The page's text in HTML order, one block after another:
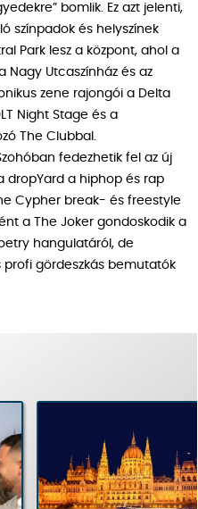
bomlik. Ez azt jelenti,
színpadok és helyszínek
Park lesz a központ, ahol a
Nagy Utcaszínház és az
zene rajongói a Delta
Night Stage és a
The Clubbal.
fedezhetik fel az új
dropYard a hiphop és rap
Cypher break- és freestyle
a The Joker gondoskodik a
hangulatáról, de
gördeszkás bemutatók